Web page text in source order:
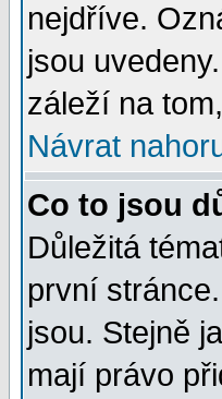
nejdříve.
jsou
záleží na
Návrat
Co to jsou
Důležitá
první
jsou. Stejně
mají právo